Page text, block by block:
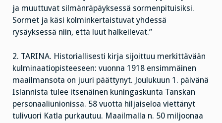
ja muuttuvat silmänräpäyksessä sormenpituisiksi.
Sormet ja käsi kolminkertaistuvat yhdessä
rysäyksessä niin, että luut halkeilevat.”
2. TARINA. Historiallisesti kirja sijoittuu merkittävään
kulminaatiopisteeseen: vuonna 1918 ensimmäinen
maailmansota on juuri päättynyt. Joulukuun 1. päivänä
Islannista tulee itsenäinen kuningaskunta Tanskan
personaaliunionissa. 58 vuotta hiljaiseloa viettänyt
tulivuori Katla purkautuu. Maailmalla n. 50 miljoonaa